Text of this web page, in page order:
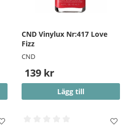
CND Vinylux Nr:417 Love
Fizz
CND
139 kr
Lägg till